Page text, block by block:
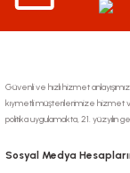
Bu ürüne benzer
Güvenli ve hızlı hizmet
kıymetli müşterilerimize hizmet
politika uygulamakta, 21.
Sosyal Medya